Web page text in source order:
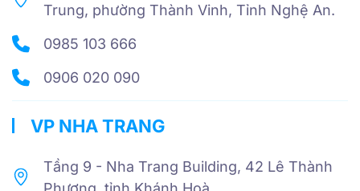
Trung, phường Thành Vinh, Tỉnh Nghệ An.
0985 103 666
0906 020 090
VP NHA TRANG
Tầng 9 - Nha Trang Building, 42 Lê Thành